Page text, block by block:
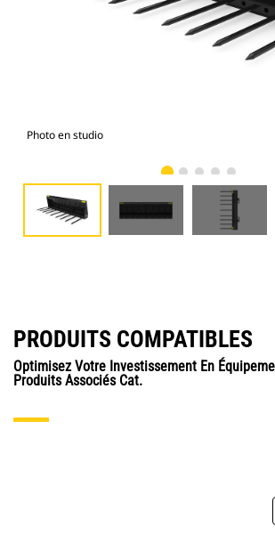
Photo en studio
PRODUITS COMPATIBLES
Optimisez Votre Investissement En
Produits Associés Cat.